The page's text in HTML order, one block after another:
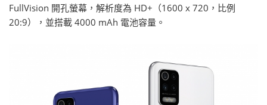
FullVision 開孔螢幕，解析度為 HD+（1600 x 720，比例
20:9），並搭載 4000 mAh 電池容量。